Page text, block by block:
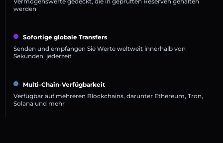
werden
Sofortige globale Transfers
Senden und empfangen Sie Werte weltweit innerhalb von
Sekunden, jederzeit
Multi-Chain-Verfügbarkeit
Verfügbar auf mehreren Blockchains, darunter Ethereum, Tron,
Solana und mehr